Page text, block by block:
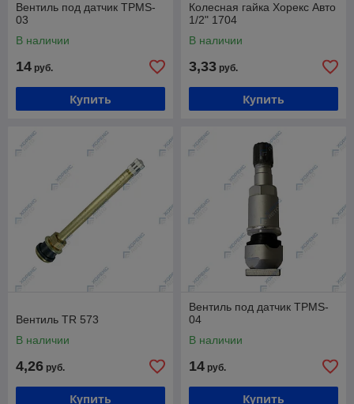
Вентиль под датчик TPMS-
03
В наличии
14 руб.
Купить
Колесная гайка Хорекс Авто
1/2" 1704
В наличии
3,33 руб.
Купить
Вентиль TR 573
В наличии
4,26 руб.
Купить
Вентиль под датчик TPMS-
04
В наличии
14 руб.
Купить